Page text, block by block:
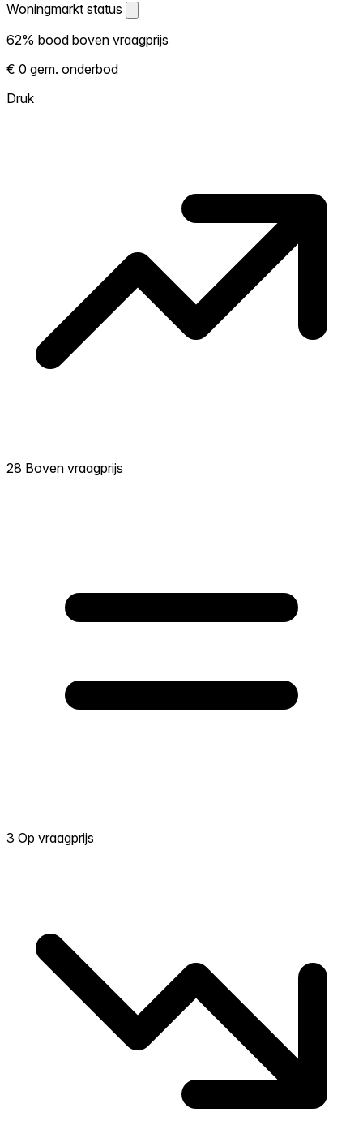
Woningmarkt status
Woningmarkt status
Laat zien hoe competitief de markt hier is.
Hoe meer woningen boven vraagprijs
verkopen, hoe heter. Heet? Verwacht
62% bood boven vraagprijs
€ 0 gem. onderbod
Druk
28 Boven vraagprijs
3 Op vraagprijs